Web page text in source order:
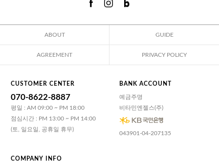
ABOUT GUIDE
AGREEMENT PRIVACY POLICY
CUSTOMER CENTER
070-8622-8887
평일 : AM 09:00 ~ PM 18:00
점심시간 : PM 13:00 ~ PM 14:00
(토, 일요일, 공휴일 휴무)
BANK ACCOUNT
예금주명
비타민엔젤스(주)
043901-04-207135
COMPANY INFO